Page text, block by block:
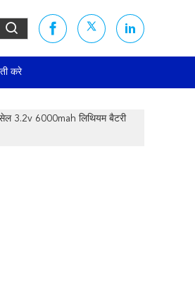
करे
3.2v 6000mah लिथियम बैटरी